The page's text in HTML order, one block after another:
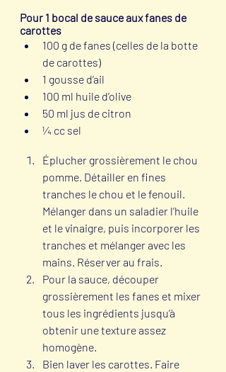
Pour 1 bocal de sauce aux fanes de
carottes
100 g de fanes (celles de la botte
de carottes)
1 gousse d’ail
100 ml huile d’olive
50 ml jus de citron
¼ cc sel
Éplucher grossièrement le chou
pomme. Détailler en fines
tranches le chou et le fenouil.
Mélanger dans un saladier l’huile
et le vinaigre, puis incorporer les
tranches et mélanger avec les
mains. Réserver au frais.
Pour la sauce, découper
grossièrement les fanes et mixer
tous les ingrédients jusqu’à
obtenir une texture assez
homogène.
Bien laver les carottes. Faire